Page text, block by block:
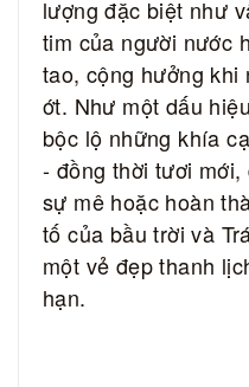
lượng đặc biệt như
tim của người nước
tao, cộng hưởng khi
ớt. Như một dấu
bộc lộ những khía
- đồng thời tươi
sự mê hoặc hoàn
tố của bầu trời và
một vẻ đẹp thanh
hạn.